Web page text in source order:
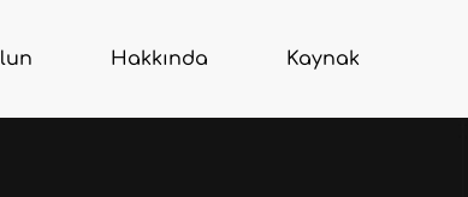
Hakkında Kaynak